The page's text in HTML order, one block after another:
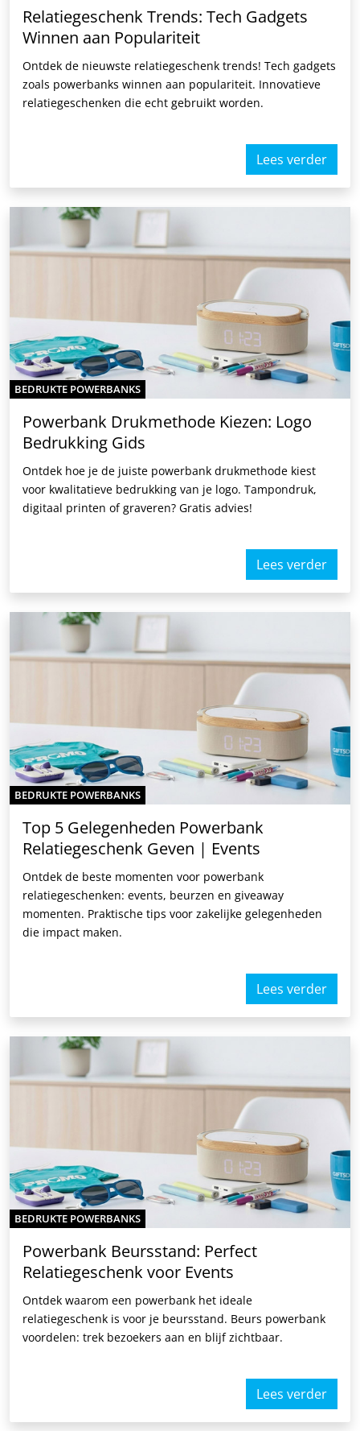
Relatiegeschenk Trends: Tech Gadgets
Winnen aan Populariteit
Ontdek de nieuwste relatiegeschenk trends! Tech gadgets
zoals powerbanks winnen aan populariteit. Innovatieve
relatiegeschenken die echt gebruikt worden.
Lees verder
BEDRUKTE POWERBANKS
Powerbank Drukmethode Kiezen: Logo
Bedrukking Gids
Ontdek hoe je de juiste powerbank drukmethode kiest
voor kwalitatieve bedrukking van je logo. Tampondruk,
digitaal printen of graveren? Gratis advies!
Lees verder
BEDRUKTE POWERBANKS
Top 5 Gelegenheden Powerbank
Relatiegeschenk Geven | Events
Ontdek de beste momenten voor powerbank
relatiegeschenken: events, beurzen en giveaway
momenten. Praktische tips voor zakelijke gelegenheden
die impact maken.
Lees verder
BEDRUKTE POWERBANKS
Powerbank Beursstand: Perfect
Relatiegeschenk voor Events
Ontdek waarom een powerbank het ideale
relatiegeschenk is voor je beursstand. Beurs powerbank
voordelen: trek bezoekers aan en blijf zichtbaar.
Lees verder